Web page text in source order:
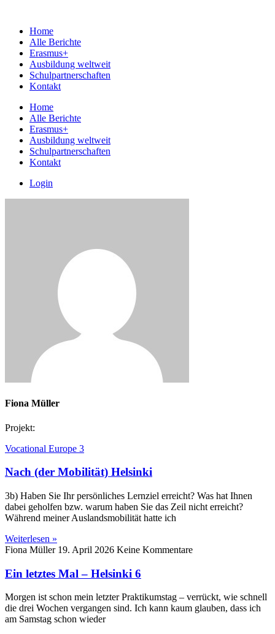
Home
Alle Berichte
Erasmus+
Ausbildung weltweit
Schulpartnerschaften
Kontakt
Home
Alle Berichte
Erasmus+
Ausbildung weltweit
Schulpartnerschaften
Kontakt
Login
Fiona Müller
Projekt:
Vocational Europe 3
Nach (der Mobilität) Helsinki
3b) Haben Sie Ihr persönliches Lernziel erreicht? Was hat Ihnen
dabei geholfen bzw. warum haben Sie das Zeil nicht erreicht?
Während meiner Auslandsmobilität hatte ich
Weiterlesen »
Fiona Müller 19. April 2026 Keine Kommentare
Ein letztes Mal – Helsinki 6
Morgen ist schon mein letzter Praktikumstag – verrückt, wie schnell
die drei Wochen vergangen sind. Ich kann kaum glauben, dass ich
am Samstag schon wieder